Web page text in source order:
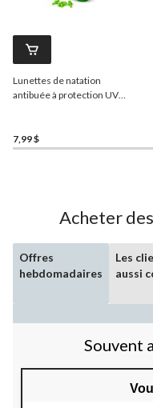
Lunettes de natation
antibuée à protection UV
7,99 $
Acheter
Offres
hebdomadaires
Les
aussi
Souvent